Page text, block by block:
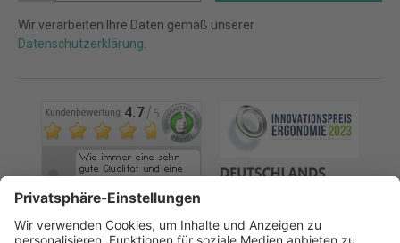
Wir verarbeiten Ihre Daten gemäß unserer
Datenschutzerklärung